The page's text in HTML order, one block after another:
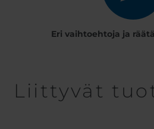
Eri vaihtoehtoja ja
Liittyvät